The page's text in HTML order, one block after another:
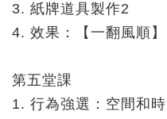
3. 紙牌道具製作2
4. 效果：【一翻風順
第五堂課
1. 行為強選：空間和